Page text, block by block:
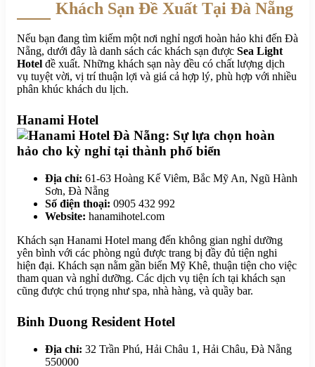
Khách Sạn Đề Xuất Tại Đà Nẵng
Nếu bạn đang tìm kiếm một nơi nghỉ ngơi hoàn hảo khi đến Đà
Nẵng, dưới đây là danh sách các khách sạn được Sea Light
Hotel đề xuất. Những khách sạn này đều có chất lượng dịch
vụ tuyệt vời, vị trí thuận lợi và giá cả hợp lý, phù hợp với nhiều
phân khúc khách du lịch.
Hanami Hotel
Địa chỉ: 61-63 Hoàng Kế Viêm, Bắc Mỹ An, Ngũ Hành
Sơn, Đà Nẵng
Số điện thoại: 0905 432 992
Website: hanamihotel.com
Khách sạn Hanami Hotel mang đến không gian nghỉ dưỡng
yên bình với các phòng ngủ được trang bị đầy đủ tiện nghi
hiện đại. Khách sạn nằm gần biển Mỹ Khê, thuận tiện cho việc
tham quan và nghỉ dưỡng. Các dịch vụ tiện ích tại khách sạn
cũng được chú trọng như spa, nhà hàng, và quầy bar.
Binh Duong Resident Hotel
Địa chỉ: 32 Trần Phú, Hải Châu 1, Hải Châu, Đà Nẵng
550000